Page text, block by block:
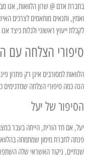
בחברת אדם @ שרון הלוואות, אנו
ואמין, ותנאים מותאמים לצרכים
לקבלת ייעוץ ראשוני ולגלות כיצד
סיפורי הצלחה עם
הלוואות למסורבים אינן רק פתרון
הנה כמה סיפורי הצלחה שמדגימים
הסיפור של יעל
יעל, אם חד הורית, הייתה בעבר
פנתה לחברת מימון שמתמחה
שנתיים, ניקוד האשראי שלה